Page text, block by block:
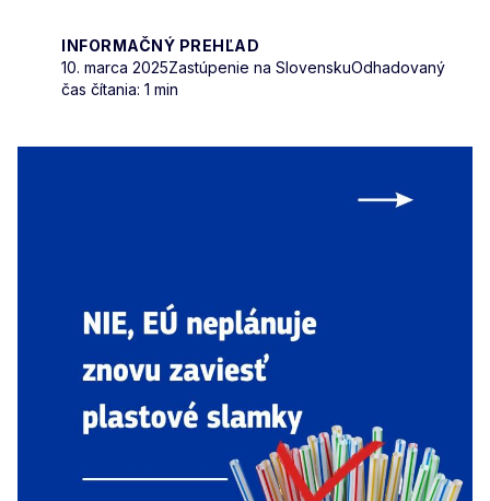
INFORMAČNÝ PREHĽAD
10. marca 2025Zastúpenie na SlovenskuOdhadovaný
čas čítania: 1 min